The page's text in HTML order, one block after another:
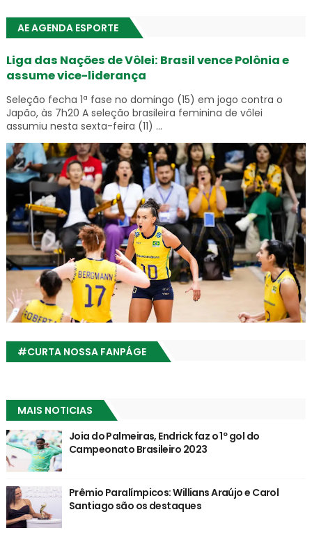
AE AGENDA ESPORTE
Liga das Nações de Vôlei: Brasil vence Polônia e
assume vice-liderança
Seleção fecha 1ª fase no domingo (15) em jogo contra o
Japão, às 7h20 A seleção brasileira feminina de vôlei
assumiu nesta sexta-feira (11) ...
#CURTA NOSSA FANPÁGE
MAIS NOTICIAS
Joia do Palmeiras, Endrick faz o 1º gol do
Campeonato Brasileiro 2023
Prêmio Paralímpicos: Willians Araújo e Carol
Santiago são os destaques